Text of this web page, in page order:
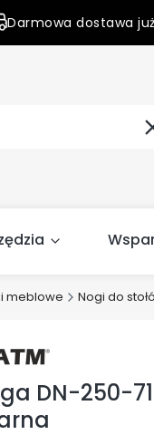
Darmowa dostawa
meblowe Nogi do
DN-250-